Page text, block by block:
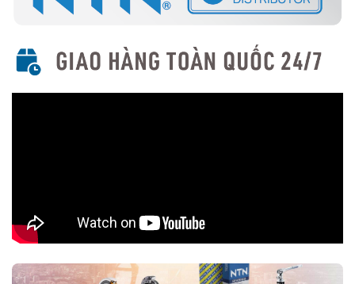
nước, bụi bẩn, phù hợp cho môi trường khắc nghiệt.
Với thiết kế linh hoạt và hiệu suất cao, vòng bi cầu rãnh sâu NTN
được sử dụng rộng rãi trong nhiều ngành công nghiệp, bao gồm:
Xác định kích thước: Đo đường kính trong (d), đường kính
ngoài (D), độ dày (B) để chọn đúng loại.
dầu (LL) hay loại mở tùy theo điều kiện làm việc.